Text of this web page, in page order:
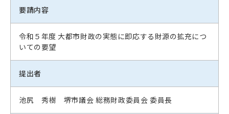
要請内容
令和５年度 大都市財政の実態に即応する財源の拡充につ
いての要望
提出者
池尻 秀樹 堺市議会 総務財政委員会 委員長